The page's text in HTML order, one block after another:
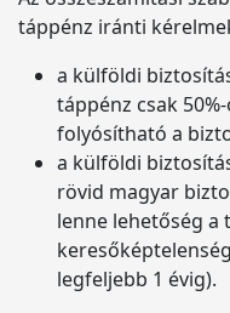
táppénz iránti
a külföldi
táppénz csak
folyósítható a
a külföldi
rövid magyar
lenne lehetőség a
legfeljebb 1 évig).